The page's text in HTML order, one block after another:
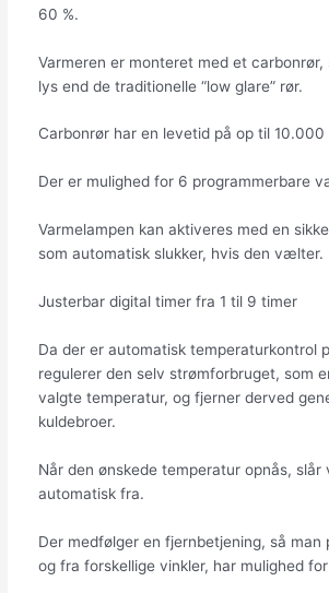
60 %.
Varmeren er monteret med et carbonrør,
lys end de traditionelle “low glare” rør.
Carbonrør har en levetid på op til 10.000
Der er mulighed for 6 programmerbare
Varmelampen kan aktiveres med en
som automatisk slukker, hvis den vælter.
Justerbar digital timer fra 1 til 9 timer
Da der er automatisk temperaturkontrol
regulerer den selv strømforbruget, som
valgte temperatur, og fjerner derved
kuldebroer.
Når den ønskede temperatur opnås, slår
automatisk fra.
Der medfølger en fjernbetjening, så man
og fra forskellige vinkler, har mulighed